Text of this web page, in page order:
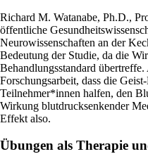
Richard M. Watanabe, Ph.D.,
öffentliche
Neurowissenschaften an der
Bedeutung der Studie, da die
Behandlungsstandard
Forschungsarbeit, dass die
Teilnehmer*innen halfen, den
Wirkung blutdrucksenkender
Effekt also.
Übungen als Therapie